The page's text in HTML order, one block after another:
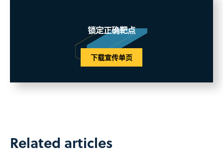
锁定正确靶点
下载宣传单页
Related articles